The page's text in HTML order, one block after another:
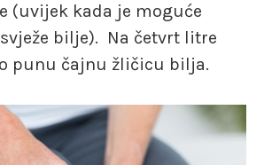
(uvijek kada je moguće
bilje). Na četvrt litre
punu čajnu žličicu bilja.